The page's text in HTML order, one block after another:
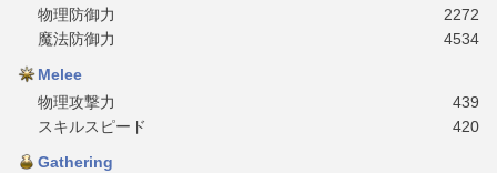
物理防御力
2272
魔法防御力
4534
Melee
物理攻撃力
439
スキルスピード
420
Gathering